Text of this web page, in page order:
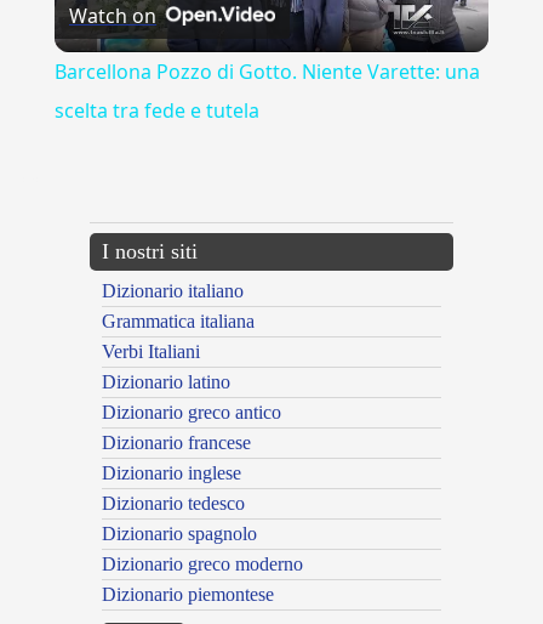
Video
Watch on
Barcellona Pozzo di Gotto. Niente Varette: una
scelta tra fede e tutela
I nostri siti
Dizionario italiano
Grammatica italiana
Verbi Italiani
Dizionario latino
Dizionario greco antico
Dizionario francese
Dizionario inglese
Dizionario tedesco
Dizionario spagnolo
Dizionario greco moderno
Dizionario piemontese